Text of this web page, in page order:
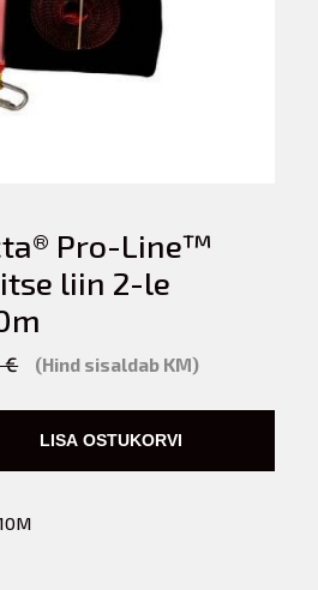
Pro-Line™
liin 2-le
€ (Hind sisaldab KM)
LISA OSTUKORVI